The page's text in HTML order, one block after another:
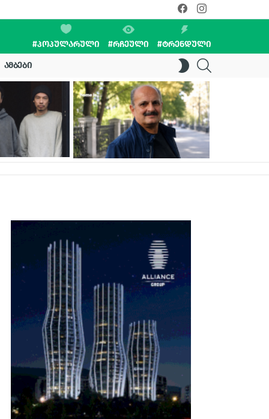
facebookinstagram
#ᲞᲝᲞᲣᲚᲐᲠᲣᲚᲘ #ᲠᲩᲔᲣᲚᲘ #ᲢᲠᲔᲜᲓᲣᲚᲘ
ᲐᲛᲑᲔᲑᲘ
SWITCH
SKIN